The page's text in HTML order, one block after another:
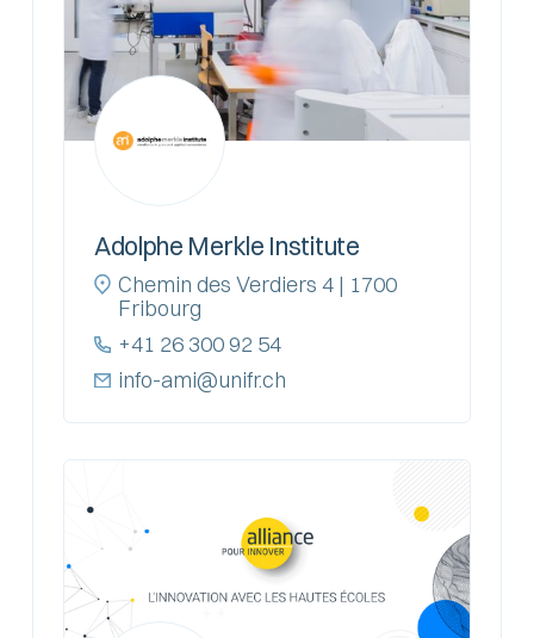
Adolphe Merkle Institute
Chemin des Verdiers 4 | 1700
Fribourg
+41 26 300 92 54
info-ami@unifr.ch